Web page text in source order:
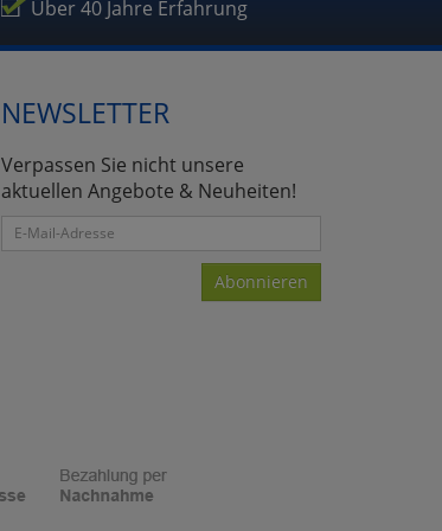
Über 40 Jahre Erfahrung
NEWSLETTER
Verpassen Sie nicht unsere
aktuellen Angebote & Neuheiten!
Abonnieren